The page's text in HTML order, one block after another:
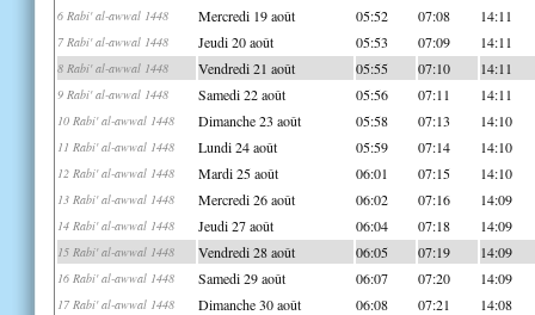
6 Rabi' al-awwal 1448 Mercredi 19 août 05:52 07:08 14:11
7 Rabi' al-awwal 1448 Jeudi 20 août 05:53 07:09 14:11
8 Rabi' al-awwal 1448 Vendredi 21 août 05:55 07:10 14:11
9 Rabi' al-awwal 1448 Samedi 22 août 05:56 07:11 14:11
10 Rabi' al-awwal 1448 Dimanche 23 août 05:58 07:13 14:10
11 Rabi' al-awwal 1448 Lundi 24 août 05:59 07:14 14:10
12 Rabi' al-awwal 1448 Mardi 25 août 06:01 07:15 14:10
13 Rabi' al-awwal 1448 Mercredi 26 août 06:02 07:16 14:09
14 Rabi' al-awwal 1448 Jeudi 27 août 06:04 07:18 14:09
15 Rabi' al-awwal 1448 Vendredi 28 août 06:05 07:19 14:09
16 Rabi' al-awwal 1448 Samedi 29 août 06:07 07:20 14:09
17 Rabi' al-awwal 1448 Dimanche 30 août 06:08 07:21 14:08